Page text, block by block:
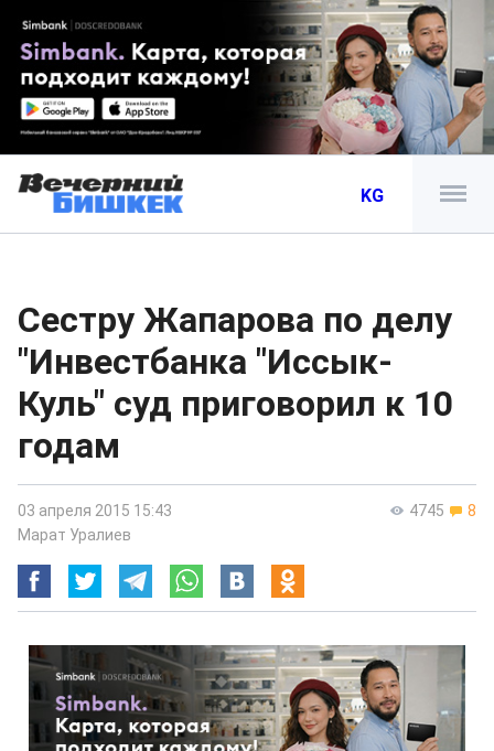
KG
Сестру Жапарова по делу
"Инвестбанка "Иссык-
Куль" суд приговорил к 10
годам
4745 8
03 апреля 2015 15:43
Марат Уралиев